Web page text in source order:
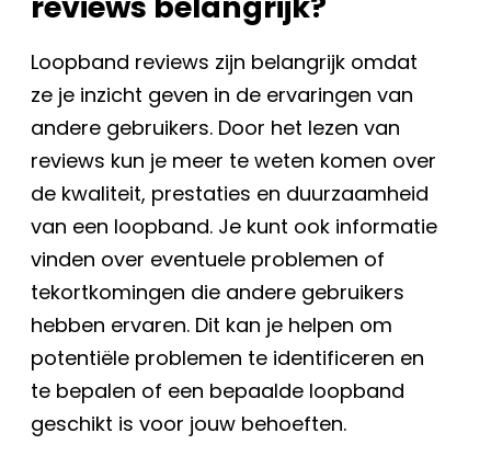
Loopband reviews zijn belangrijk omdat
ze je inzicht geven in de ervaringen van
andere gebruikers. Door het lezen van
reviews kun je meer te weten komen over
de kwaliteit, prestaties en duurzaamheid
van een loopband. Je kunt ook informatie
vinden over eventuele problemen of
tekortkomingen die andere gebruikers
hebben ervaren. Dit kan je helpen om
potentiële problemen te identificeren en
te bepalen of een bepaalde loopband
geschikt is voor jouw behoeften.